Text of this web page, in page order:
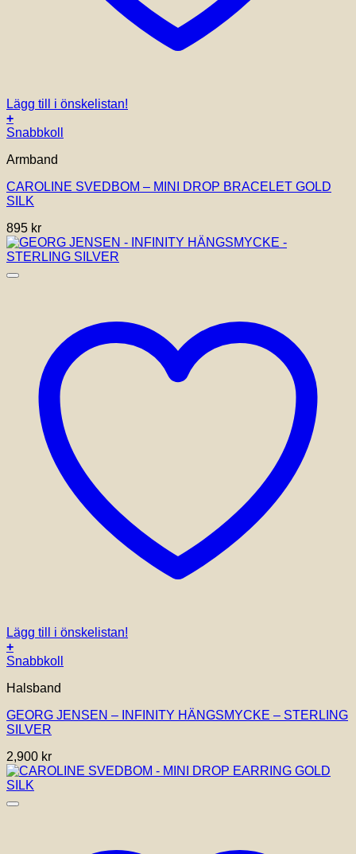
Lägg till i önskelistan!
+
Snabbkoll
Armband
CAROLINE SVEDBOM – MINI DROP BRACELET GOLD
SILK
895 kr
Lägg till i önskelistan!
+
Snabbkoll
Halsband
GEORG JENSEN – INFINITY HÄNGSMYCKE – STERLING
SILVER
2,900 kr